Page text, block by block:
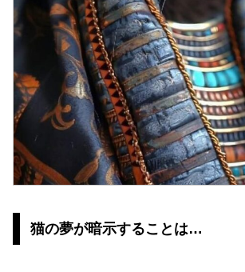
猫の夢が暗示することは…